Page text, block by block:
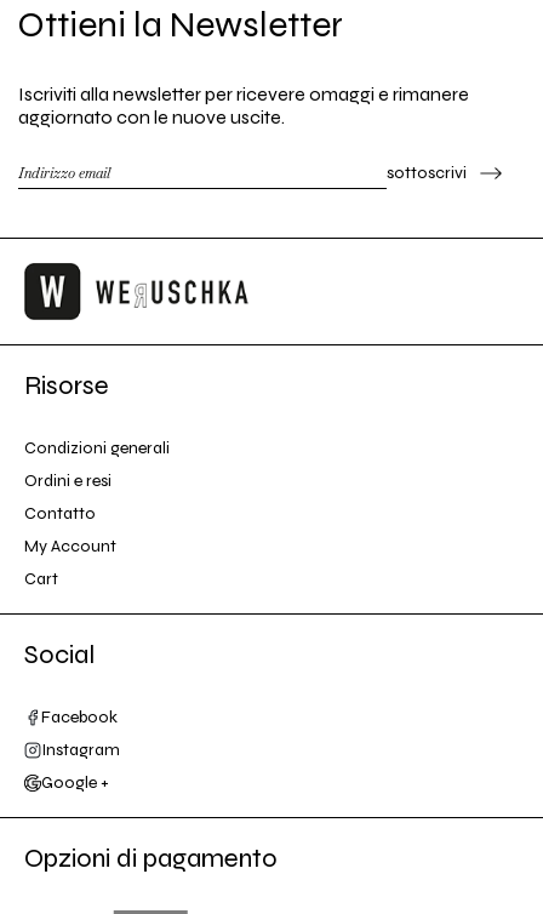
Ottieni la Newsletter
Iscriviti alla newsletter per ricevere omaggi e rimanere
aggiornato con le nuove uscite.
sottoscrivi
Risorse
Condizioni generali
Ordini e resi
Contatto
My Account
Cart
Social
Facebook
Instagram
Google +
Opzioni di pagamento